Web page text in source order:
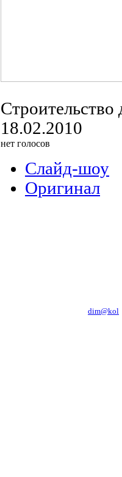
Строительство
18.02.2010
нет голосов
Слайд-шоу
Оригинал
dim@kol